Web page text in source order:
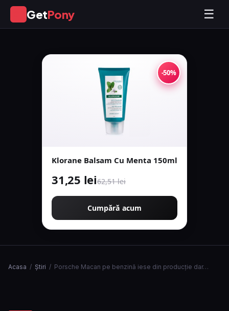
GetPony ☰
-50%
Klorane Balsam Cu Menta 150ml
31,25 lei62,51 lei
Cumpără acum
Acasa / Ştiri / Porsche Macan pe benzină iese din producție dar…